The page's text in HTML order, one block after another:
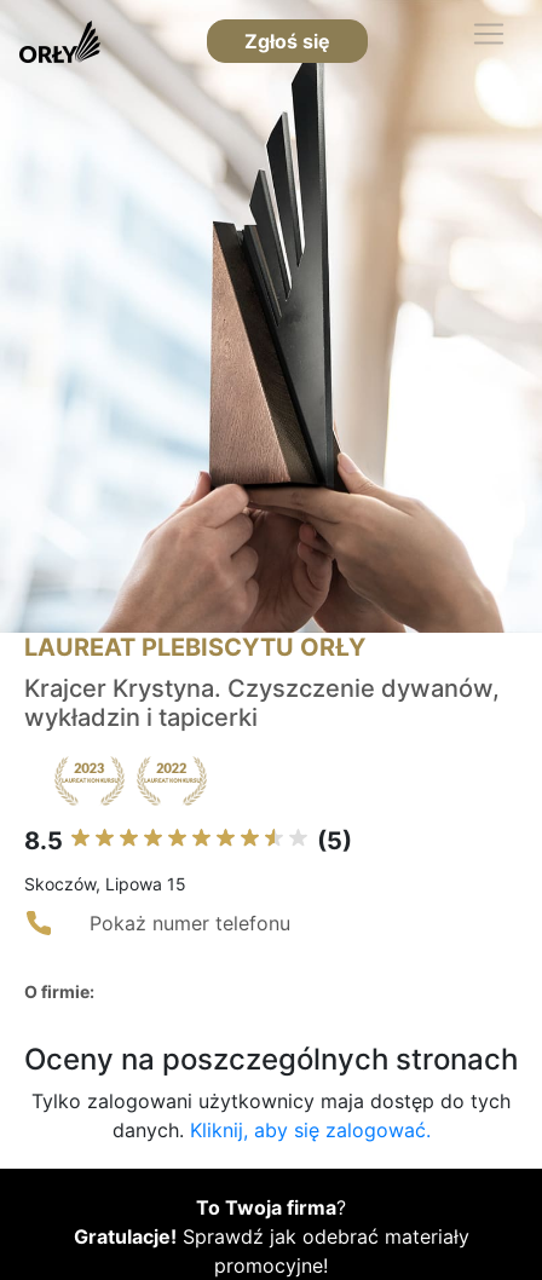
Zgłoś się
LAUREAT PLEBISCYTU ORŁY
Krajcer Krystyna. Czyszczenie dywanów,
wykładzin i tapicerki
8.5 (5)
Skoczów, Lipowa 15
Pokaż numer telefonu
O firmie:
Oceny na poszczególnych stronach
Tylko zalogowani użytkownicy maja dostęp do tych
danych. Kliknij, aby się zalogować.
To Twoja firma?
Gratulacje! Sprawdź jak odebrać materiały
promocyjne!